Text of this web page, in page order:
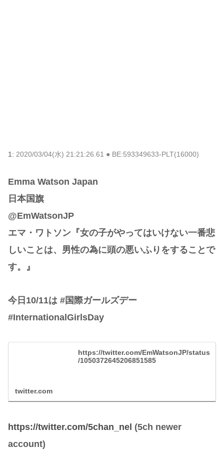
1: 2020/03/04(水) 21:21:26.61 ● BE:593349633-PLT(16000)
Emma Watson Japan
日本国旗
@EmWatsonJP
エマ・ワトソン『女の子がやってはいけない一番悲
しいことは、男性の為に頭の悪いふりをすることで
す。』
今日10/11は #国際ガールズデー
#InternationalGirlsDay
https://twitter.com/EmWatsonJP/status
/1050372645206851585
twitter.com
https://twitter.com/5chan_nel (5ch newer
account)